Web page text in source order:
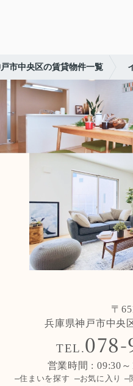
市中央区の賃貸物件一覧
〒
兵庫県神戸市中央
TEL.
営業時間 : 09:30
住まいを探す お気に入り